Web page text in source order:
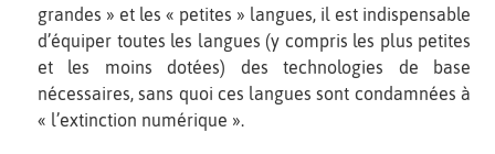
grandes » et les « petites » langues, il est indispensable
d’équiper toutes les langues (y compris les plus petites
et les moins dotées) des technologies de base
nécessaires, sans quoi ces langues sont condamnées à
« l’extinction numérique ».